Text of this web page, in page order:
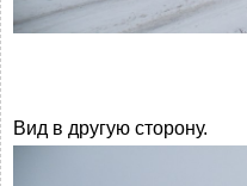
Вид в другую сторону.